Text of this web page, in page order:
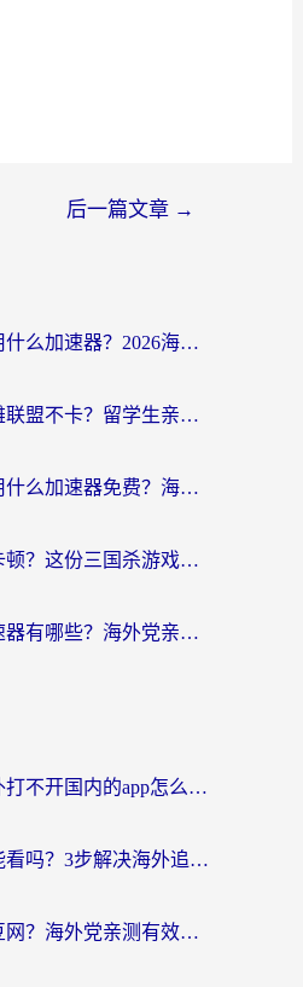
后一篇文章 →
国外打魔渊之刃用什么加速器？2026海外玩家国服游戏加速全攻略（附闪耀暖暖&复苏的魔女避坑指南）
在美国怎么打英雄联盟不卡？留学生亲测的国服游戏加速全攻略
国外玩无尽冬日用什么加速器免费？海外党国服游戏加速避坑指南
海外玩三国杀总卡顿？这份三国杀游戏加速器指南帮你告别延迟烦恼
火影忍者美国加速器有哪些？海外党亲测的国服游戏加速全攻略（含菲律宾玩三国之刃守望黎明技巧）
海外党必看：国外打不开国内的app怎么办？3步解决你的乡愁
优酷会员在海外能看吗？3步解决海外追剧难题，附实测好用加速器推荐
如何在国外看土豆网？海外党亲测有效的追剧加速器选择指南